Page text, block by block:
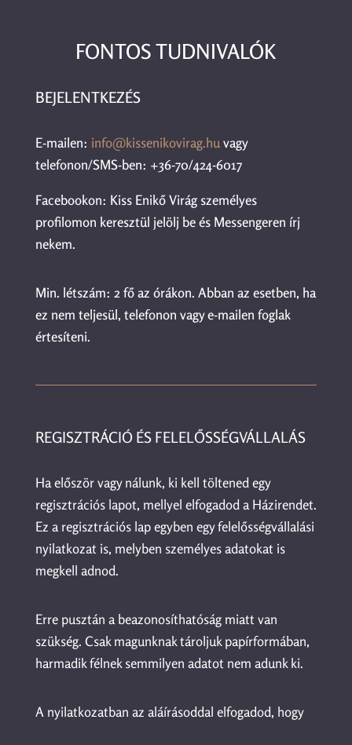
FONTOS TUDNIVALÓK
BEJELENTKEZÉS
E-mailen: info@kissenikovirag.hu vagy
telefonon/SMS-ben: +36-70/424-6017
Facebookon: Kiss Enikő Virág személyes
profilomon keresztül jelölj be és Messengeren írj
nekem.
Min. létszám: 2 fő az órákon. Abban az esetben, ha
ez nem teljesül, telefonon vagy e-mailen foglak
értesíteni.
REGISZTRÁCIÓ ÉS FELELŐSSÉGVÁLLALÁS
Ha először vagy nálunk, ki kell töltened egy
regisztrációs lapot, mellyel elfogadod a Házirendet.
Ez a regisztrációs lap egyben egy felelősségvállalási
nyilatkozat is, melyben személyes adatokat is
megkell adnod.
Erre pusztán a beazonosíthatóság miatt van
szükség. Csak magunknak tároljuk papírformában,
harmadik félnek semmilyen adatot nem adunk ki.
A nyilatkozatban az aláírásoddal elfogadod, hogy